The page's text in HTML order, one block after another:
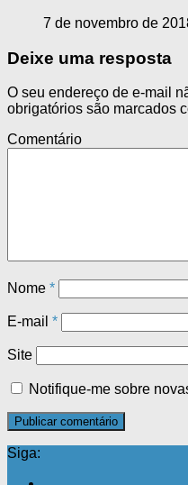
7 de novembro de
Deixe uma resposta
O seu endereço de e-mail
obrigatórios são marcados
Comentário
Nome *
E-mail *
Site
Notifique-me sobre
Siga: